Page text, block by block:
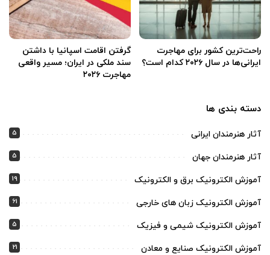
راحت‌ترین کشور برای مهاجرت
ایرانی‌ها در سال ۲۰۲۶ کدام است؟
گرفتن اقامت اسپانیا با داشتن
سند ملکی در ایران؛ مسیر واقعی
مهاجرت ۲۰۲۶
دسته بندی ها
آثار هنرمندان ایرانی 5
آثار هنرمندان جهان 5
آموزش الکترونیک برق و الکترونیک 19
آموزش الکترونیک زبان های خارجی 61
آموزش الکترونیک شیمی و فیزیک 5
آموزش الکترونیک صنایع و معادن 21